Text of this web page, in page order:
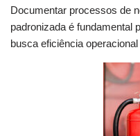
Documentar processos de
padronizada é fundamental
busca eficiência